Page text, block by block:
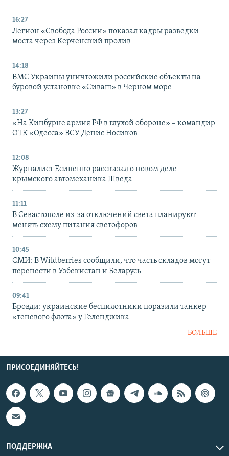
16:27
Легион «Свобода России» показал кадры разведки
моста через Керченский пролив
14:18
ВМС Украины уничтожили российские объекты на
буровой установке «Сиваш» в Черном море
13:27
«На Кинбурне армия РФ в глухой обороне» – командир
ОТК «Одесса» ВСУ Денис Носиков
12:08
Журналист Есипенко рассказал о новом деле
крымского автомеханика Шведа
11:11
В Севастополе из-за отключений света планируют
менять схему питания светофоров
10:45
СМИ: В Wildberries сообщили, что часть складов могут
перенести в Узбекистан и Беларусь
09:41
Бровди: украинские беспилотники поразили танкер
«теневого флота» у Геленджика
БОЛЬШЕ
ПРИСОЕДИНЯЙТЕСЬ!
ПОДДЕРЖКА